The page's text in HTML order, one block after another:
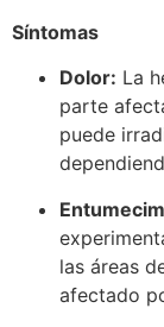
Síntomas
Dolor: La
parte
puede
las áreas
afectado